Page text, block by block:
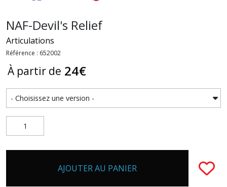
NAF-Devil's Relief
Articulations
Référence : 652002
À partir de 24€
AJOUTER AU PANIER